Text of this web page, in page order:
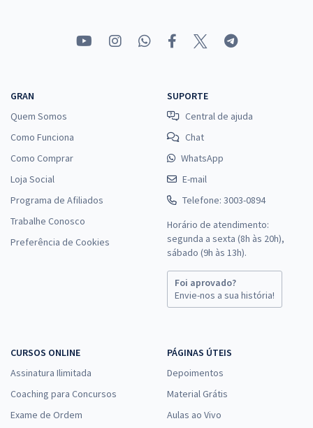
GRAN
Quem Somos
Como Funciona
Como Comprar
Loja Social
Programa de Afiliados
Trabalhe Conosco
Preferência de Cookies
SUPORTE
Central de ajuda
Chat
WhatsApp
E-mail
Telefone: 3003-0894
Horário de atendimento:
segunda a sexta (8h às 20h),
sábado (9h às 13h).
Foi aprovado?
Envie-nos a sua história!
CURSOS ONLINE
Assinatura Ilimitada
Coaching para Concursos
Exame de Ordem
PÁGINAS ÚTEIS
Depoimentos
Material Grátis
Aulas ao Vivo